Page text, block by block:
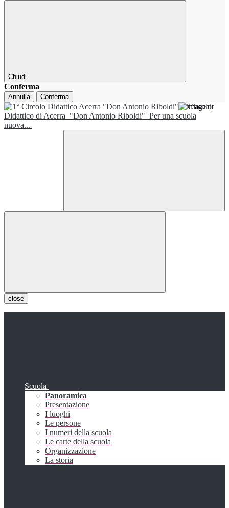
Chiudi
Conferma
Annulla Conferma
1° Circolo
Didattico di Acerra "Don Antonio Riboldi" Per una scuola
nuova...
close
Scuola
Panoramica
Presentazione
I luoghi
Le persone
I numeri della scuola
Le carte della scuola
Organizzazione
La storia